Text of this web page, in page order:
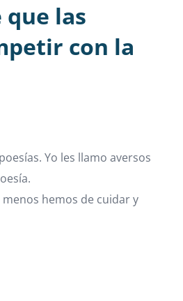
las
con la
Yo les llamo aversos
hemos de cuidar y